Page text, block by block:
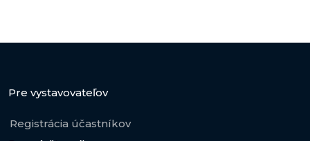
Pre vystavovateľov
Registrácia účastníkov